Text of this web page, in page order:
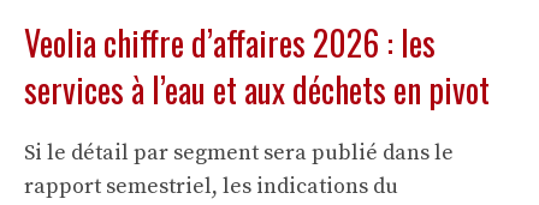
Veolia chiffre d’affaires 2026 : les
services à l’eau et aux déchets en pivot
Si le détail par segment sera publié dans le
rapport semestriel, les indications du